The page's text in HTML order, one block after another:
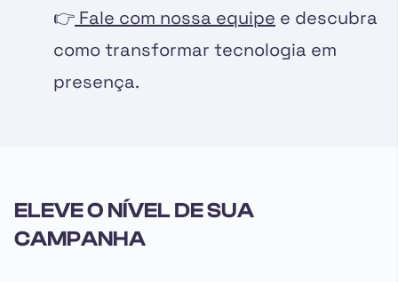
👉 Fale com nossa equipe e descubra
como transformar tecnologia em
presença.
ELEVE O NÍVEL DE SUA
CAMPANHA